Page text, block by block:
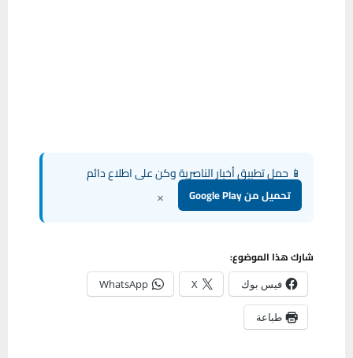
📱 حمل تطبيق أخبار الناصرية وكن على اطلاع دائم
تحميل من Google Play ×
شارك هذا الموضوع:
فيس بوك X
WhatsApp
طباعة